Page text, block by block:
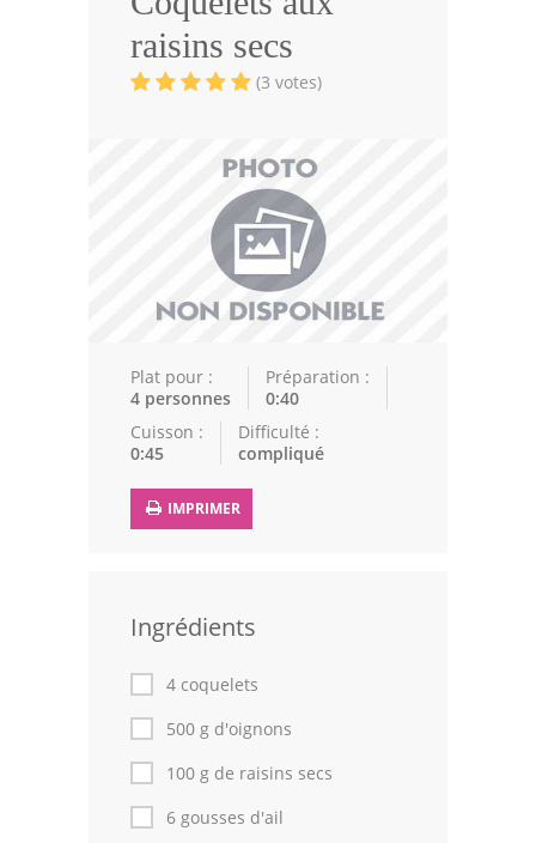
Volailles
Cuisines Orientales
Recettes marocaine
Cuisine Algérienne
Cuisine Tunisienne
Cuisine Juive
Cuisine Libanaise
Astuces de cuisine
Fêtes Religieuses
Chefs
Forum
Thèmes
Espace Personnel
raisins secs
(3 votes)
Plat pour :
4 personnes
Préparation :
0:40
Cuisson :
0:45
Difficulté :
compliqué
IMPRIMER
Ingrédients
4 coquelets
500 g d'oignons
100 g de raisins secs
6 gousses d'ail